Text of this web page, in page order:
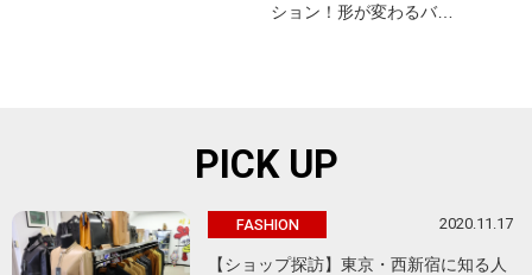
ション！形が変わるバ…
PICK UP
FASHION 2020.11.17
【ショップ探訪】東京・西新宿に知る人